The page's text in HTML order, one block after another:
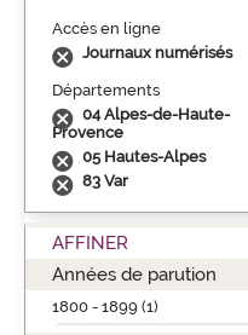
Accès en ligne
Journaux numérisés
Départements
04 Alpes-de-Haute-
Provence
05 Hautes-Alpes
83 Var
AFFINER
Années de parution
1800 - 1899 (1)